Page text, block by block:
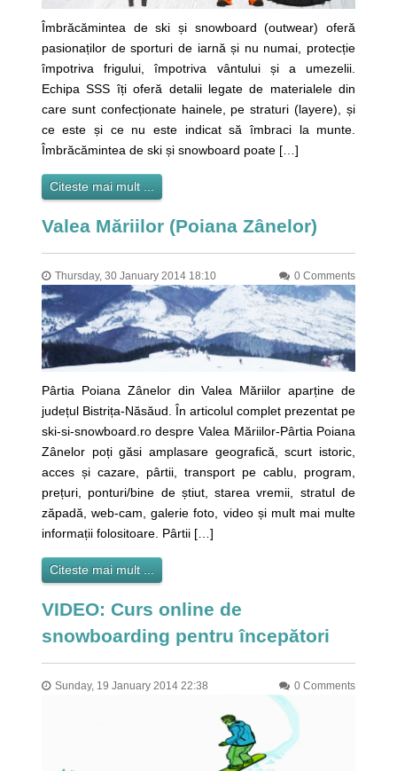
Îmbrăcămintea de ski și snowboard (outwear) oferă
pasionaților de sporturi de iarnă și nu numai, protecție
împotriva frigului, împotriva vântului și a umezelii.
Echipa SSS îți oferă detalii legate de materialele din
care sunt confecționate hainele, pe straturi (layere), și
ce este și ce nu este indicat să îmbraci la munte.
Îmbrăcămintea de ski și snowboard poate […]
Citeste mai mult ...
Valea Măriilor (Poiana Zânelor)
Thursday, 30 January 2014 18:10 0 Comments
Pârtia Poiana Zânelor din Valea Măriilor aparține de
județul Bistrița-Năsăud. În articolul complet prezentat pe
ski-si-snowboard.ro despre Valea Măriilor-Pârtia Poiana
Zânelor poți găsi amplasare geografică, scurt istoric,
acces și cazare, pârtii, transport pe cablu, program,
prețuri, ponturi/bine de știut, starea vremii, stratul de
zăpadă, web-cam, galerie foto, video și mult mai multe
informații folositoare. Pârtii […]
Citeste mai mult ...
VIDEO: Curs online de
snowboarding pentru începători
Sunday, 19 January 2014 22:38 0 Comments